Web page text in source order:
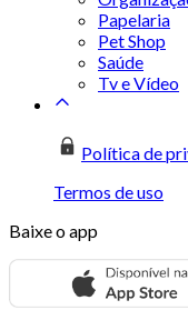
Papelaria
Pet Shop
Saúde
Tv e Vídeo
Política de
Termos de uso
Baixe o app